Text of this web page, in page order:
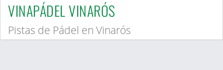
VINAPÁDEL VINARÓS
Pistas de Pádel en Vinarós